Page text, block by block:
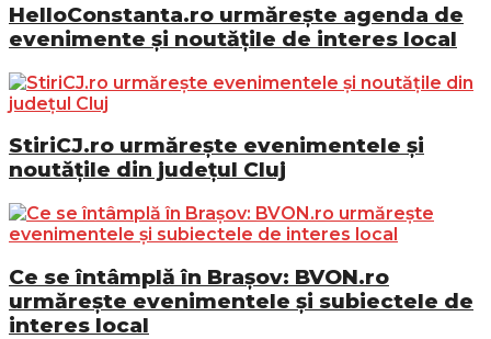
HelloConstanta.ro urmărește agenda de
evenimente și noutățile de interes local
StiriCJ.ro urmărește evenimentele și
noutățile din județul Cluj
Ce se întâmplă în Brașov: BVON.ro
urmărește evenimentele și subiectele de
interes local